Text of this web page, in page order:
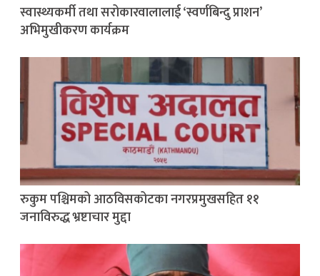
स्वास्थ्यकर्मी तथा सरोकारवालालाई ‘स्वर्णबिन्दु प्राशन’
अभिमुखीकरण कार्यक्रम
रुकुम पश्चिमको आठविसकोटका नगरप्रमुखसहित ११
जनाविरुद्ध भ्रष्टाचार मुद्दा